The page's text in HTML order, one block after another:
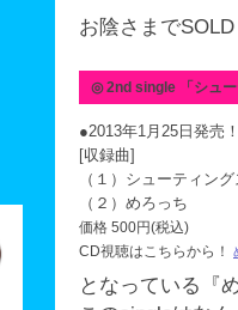
お陰さまで
◎ 2nd single 「シュ
●2013年1月25日発
[収録曲]
（１）シューティン
（２）めろっち
価格 500円(税込)
CD視聴はこちらから！
となっている『